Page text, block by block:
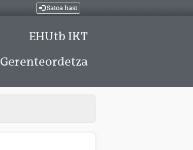
Saioa hasi
EHUtb IKT
Gerenteordetza